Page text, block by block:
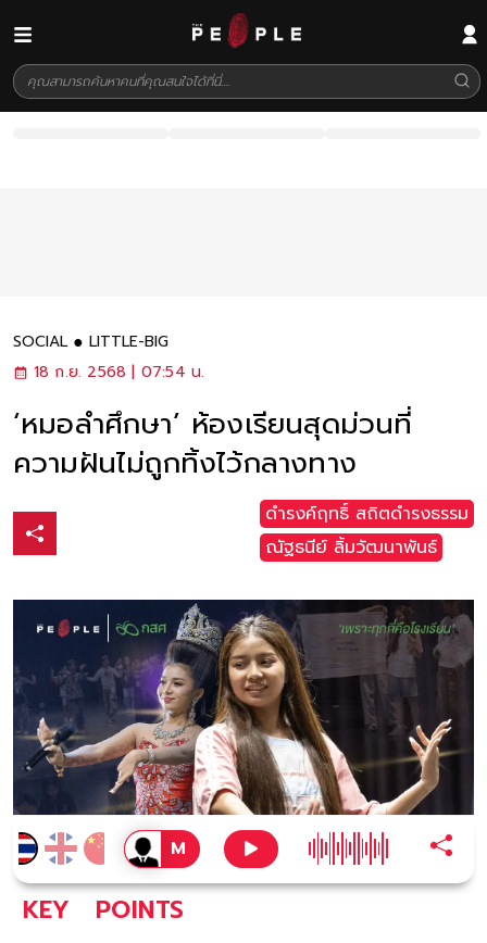
SOCIAL
LITTLE-BIG
18 ก.ย. 2568 | 07:54 น.
‘หมอลำศึกษา’ ห้องเรียนสุดม่วนที่
ความฝันไม่ถูกทิ้งไว้กลางทาง
ดำรงค์ฤทธิ์ สถิตดำรงธรรม
ณัฐธนีย์ ลิ้มวัฒนาพันธ์
KEY POINTS